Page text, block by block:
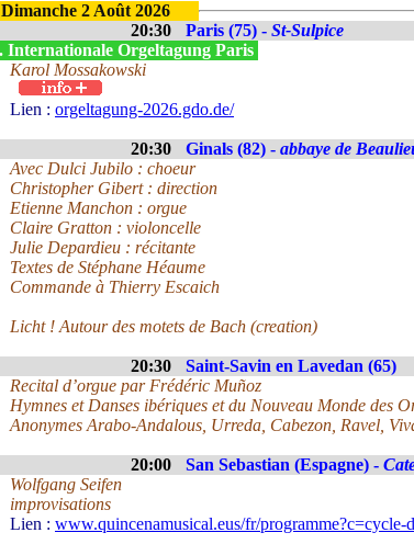
Dimanche 2 Août 2026
20:30
Paris (75) - St-Sulpice
Internationale Orgeltagung Paris
Karol Mossakowski
Lien : orgeltagung-2026.gdo.de/
20:30 Ginals (82) - abbaye de
Avec Dulci Jubilo : choeur
Christopher Gibert : direction
Etienne Manchon : orgue
Claire Gratton : violoncelle
Julie Depardieu : récitante
Textes de Stéphane Héaume
Commande à Thierry Escaich
Licht ! Autour des motets de Bach (creation)
20:30 Saint-Savin en Lavedan (65)
Recital d’orgue par Frédéric Muñoz
Hymnes et Danses ibériques et du Nouveau Monde des
Anonymes Arabo-Andalous, Urreda, Cabezon, Ravel,
20:00 San Sebastian (Espagne) -
Wolfgang Seifen
improvisations
Lien : www.quincenamusical.eus/fr/programme?c=cycle-